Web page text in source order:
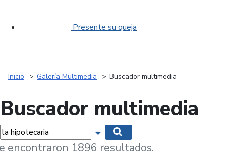
Presente su queja
Inicio Galería Multimedia Buscador multimedia
Buscador multimedia
Mostrar opciones de búsqueda
encontraron 1896 resultados.